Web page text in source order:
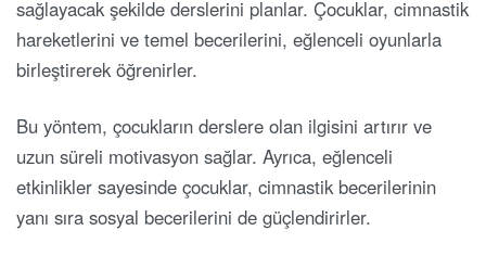
sağlayacak şekilde derslerini planlar. Çocuklar, cimnastik
hareketlerini ve temel becerilerini, eğlenceli oyunlarla
birleştirerek öğrenirler.
Bu yöntem, çocukların derslere olan ilgisini artırır ve
uzun süreli motivasyon sağlar. Ayrıca, eğlenceli
etkinlikler sayesinde çocuklar, cimnastik becerilerinin
yanı sıra sosyal becerilerini de güçlendirirler.